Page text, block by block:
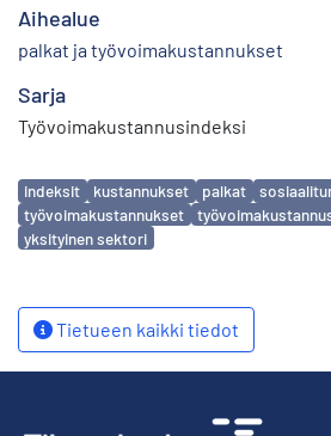
Aihealue
palkat ja työvoimakustannukset
Sarja
Työvoimakustannusindeksi
Avainsanat
indeksit kustannukset palkat
työvoimakustannukset
yksityinen sektori
Tietueen kaikki tiedot